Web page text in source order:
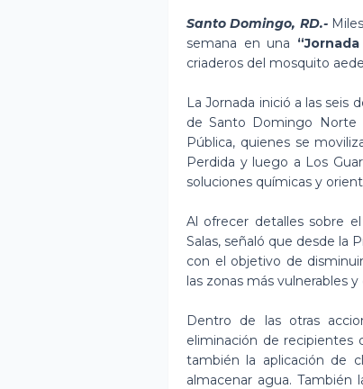
Santo Domingo, RD.-
semana en una
criaderos del mosquito
La Jornada inició a las
de Santo Domingo Norte
Pública, quienes se
Perdida y luego a Los
soluciones químicas y
Al ofrecer detalles sobre
Salas, señaló que desde la
con el objetivo de
las zonas más vulnerables
Dentro de las otras
eliminación de recipientes
también la aplicación de
almacenar agua. También